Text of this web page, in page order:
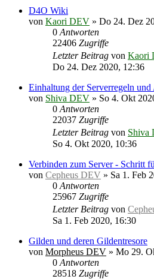
D4O Wiki
von Kaori DEV » Do 24. Dez
0 Antworten
22406 Zugriffe
Letzter Beitrag von Kaori
Do 24. Dez 2020, 12:36
Einhaltung der Serverregeln
von Shiva DEV » So 4. Okt
0 Antworten
22037 Zugriffe
Letzter Beitrag von Shiva
So 4. Okt 2020, 10:36
Verbinden zum Server - Schritt
von Cepheus DEV » Sa 1. Feb
0 Antworten
25967 Zugriffe
Letzter Beitrag von
Sa 1. Feb 2020, 16:30
Gilden und deren Gildentresore
von Morpheus DEV » Mo 29.
0 Antworten
28518 Zugriffe